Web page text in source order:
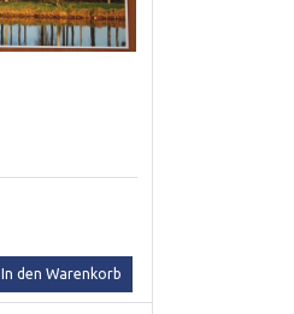
In den Warenkorb